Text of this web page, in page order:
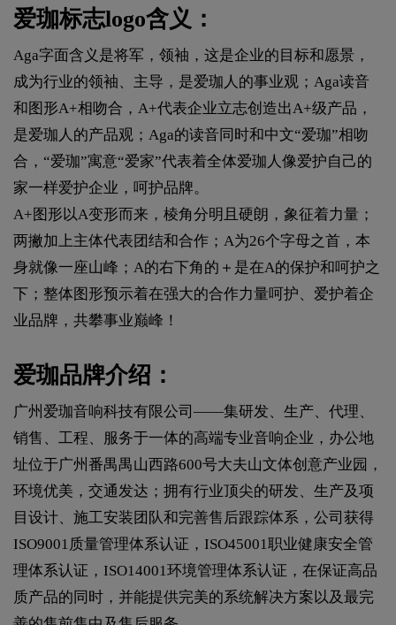
爱珈标志logo含义：
Aga字面含义是将军，领袖，这是企业的目标和愿景，
成为行业的领袖、主导，是爱珈人的事业观；Aga读音
和图形A+相吻合，A+代表企业立志创造出A+级产品，
是爱珈人的产品观；Aga的读音同时和中文“爱珈”相吻
合，“爱珈”寓意“爱家”代表着全体爱珈人像爱护自己的
家一样爱护企业，呵护品牌。
A+图形以A变形而来，棱角分明且硬朗，象征着力量；
两撇加上主体代表团结和合作；A为26个字母之首，本
身就像一座山峰；A的右下角的＋是在A的保护和呵护之
下；整体图形预示着在强大的合作力量呵护、爱护着企
业品牌，共攀事业巅峰！
爱珈品牌介绍：
广州爱珈音响科技有限公司——集研发、生产、代理、
销售、工程、服务于一体的高端专业音响企业，办公地
址位于广州番禺禺山西路600号大夫山文体创意产业园，
环境优美，交通发达；拥有行业顶尖的研发、生产及项
目设计、施工安装团队和完善售后跟踪体系，公司获得
ISO9001质量管理体系认证，ISO45001职业健康安全管
理体系认证，ISO14001环境管理体系认证，在保证高品
质产品的同时，并能提供完美的系统解决方案以及最完